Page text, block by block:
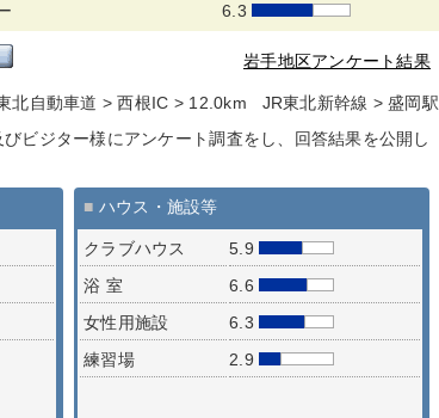
6.3
岩手地区アンケート結果
北自動車道 > 西根IC > 12.0km JR東北新幹線 > 盛岡駅
ビジター様にアンケート調査をし、回答結果を公開し
■ ハウス・施設等
クラブハウス
5.9
浴 室
6.6
女性用施設
6.3
練習場
2.9